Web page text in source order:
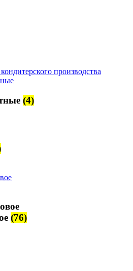
производства
(4)
(76)